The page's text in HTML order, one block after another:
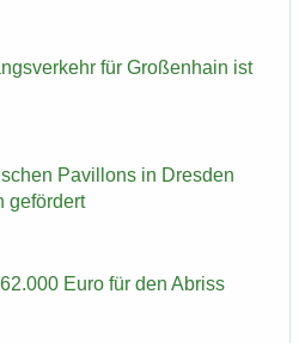
für Gro­ßen­hain ist
Pa­vil­lons in Dres­den
ge­för­dert
Euro für den Ab­riss